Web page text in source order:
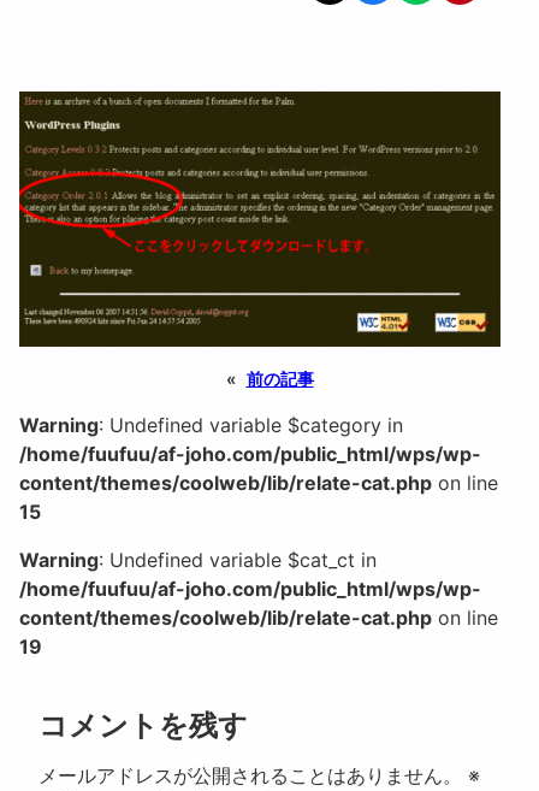
« 前の記事
Warning: Undefined variable $category in
/home/fuufuu/af-joho.com/public_html/wps/wp-
content/themes/coolweb/lib/relate-cat.php on line
15
Warning: Undefined variable $cat_ct in
/home/fuufuu/af-joho.com/public_html/wps/wp-
content/themes/coolweb/lib/relate-cat.php on line
19
コメントを残す
メールアドレスが公開されることはありません。
※